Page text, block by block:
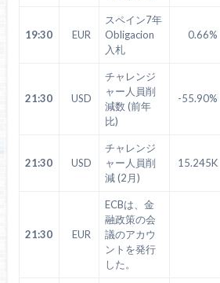
19:30 EUR
スペイン7年
Obligacion
入札
0.66%
21:30 USD
チャレンジ
ャー人員削
減数 (前年
比)
-55.90%
21:30 USD
チャレンジ
ャー人員削
減 (2月)
15.245K
21:30 EUR
ECBは、金
融政策の会
議のアカウ
ントを発行
した。